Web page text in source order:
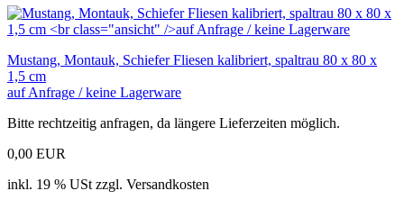
Mustang, Montauk, Schiefer Fliesen kalibriert, spaltrau 80 x 80 x
1,5 cm
auf Anfrage / keine Lagerware
Bitte rechtzeitig anfragen, da längere Lieferzeiten möglich.
0,00 EUR
inkl. 19 % USt zzgl. Versandkosten